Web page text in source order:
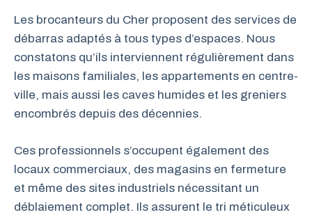
Les brocanteurs du Cher proposent des services de
débarras adaptés à tous types d’espaces. Nous
constatons qu’ils interviennent régulièrement dans
les maisons familiales, les appartements en centre-
ville, mais aussi les caves humides et les greniers
encombrés depuis des décennies.
Ces professionnels s’occupent également des
locaux commerciaux, des magasins en fermeture
et même des sites industriels nécessitant un
déblaiement complet. Ils assurent le tri méticuleux